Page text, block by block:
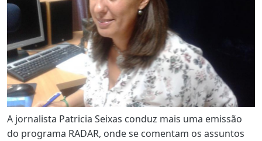
A jornalista Patricia Seixas conduz mais uma emissão
do programa RADAR, onde se comentam os assuntos